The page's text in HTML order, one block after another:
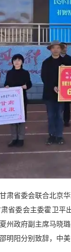
肃省委会联合北京
省委会主委霍卫平
州政府副主席马晓
明阳分别致辞，中